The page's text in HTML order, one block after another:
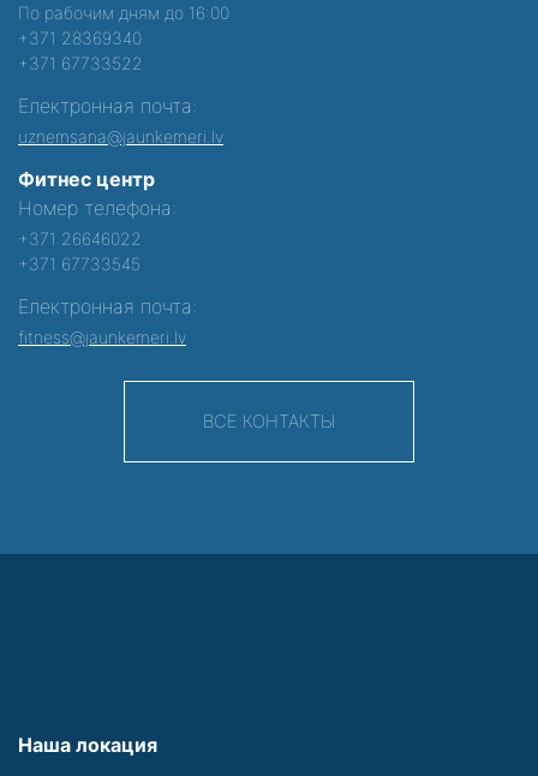
По рабочим дням до 16:00
+371 28369340
+371 67733522
Електронная почта:
uznemsana@jaunkemeri.lv
Фитнес центр
Номер телефона:
+371 26646022
+371 67733545
Електронная почта:
fitness@jaunkemeri.lv
ВСЕ КОНТАКТЫ
Наша локация